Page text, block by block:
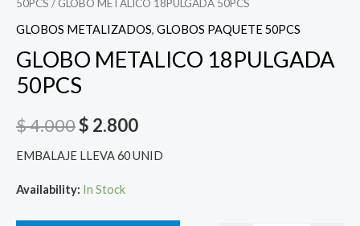
50PCS / GLOBO METALICO 18PULGADA 50PCS
GLOBOS METALIZADOS, GLOBOS PAQUETE 50PCS
GLOBO METALICO 18PULGADA
50PCS
$4.000
original
era:
$ 4.000.
$ 2.800
actual
es:
$ 2.800.
EMBALAJE LLEVA 60 UNID
Availability: In Stock